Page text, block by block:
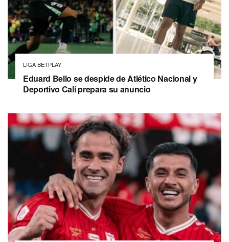
LIGA BETPLAY
Eduard Bello se despide de Atlético Nacional y
Deportivo Cali prepara su anuncio